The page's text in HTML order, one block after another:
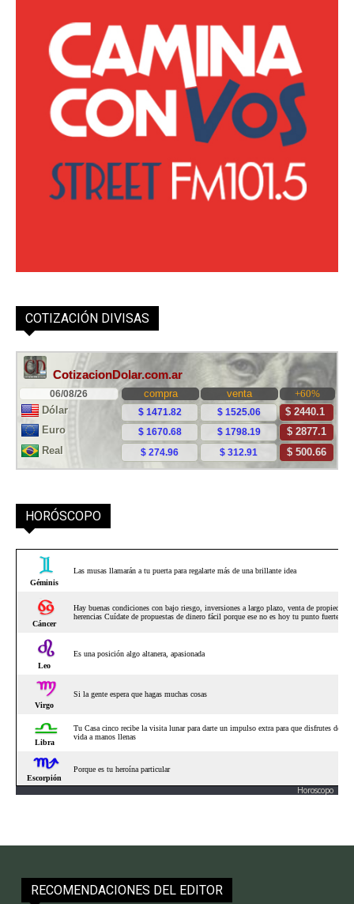
COTIZACIÓN DIVISAS
HORÓSCOPO
Horoscopo
RECOMENDACIONES DEL EDITOR